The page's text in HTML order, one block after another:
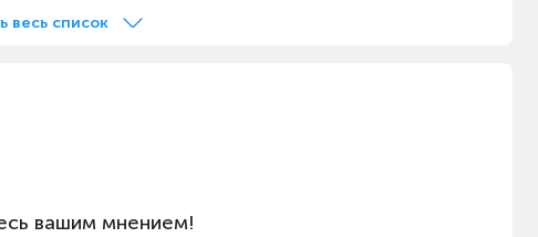
(RF)
весь список
вашим мнением!